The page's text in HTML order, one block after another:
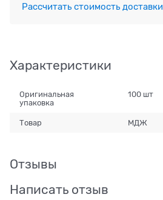
Рассчитать стоимость доставки
Характеристики
Оригинальная
упаковка
100 шт
Товар МДЖ
Отзывы
Написать отзыв